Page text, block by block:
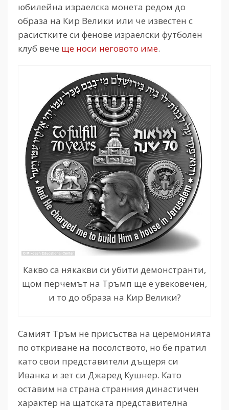
юбилейна израелска монета редом до
образа на Кир Велики или че известен с
расистките си фенове израелски футболен
клуб вече ще носи неговото име.
Какво са някакви си убити демонстранти,
щом перчемът на Тръмп ще е увековечен,
и то до образа на Кир Велики?
Самият Тръм не присъства на церемонията
по откриване на посолството, но бе пратил
като свои представители дъщеря си
Иванка и зет си Джаред Кушнер. Като
оставим на страна странния династичен
характер на щатската представителна